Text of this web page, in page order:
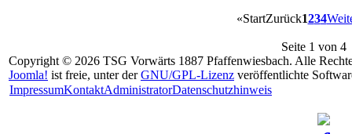
«StartZurück1234
Seite 1 von 4
Copyright © 2026 TSG Vorwärts 1887 Pfaffenwiesbach. Alle
Joomla! ist freie, unter derGNU/GPL-Lizenz veröffentlichte
ImpressumKontaktAdministratorDatenschutzhinweis